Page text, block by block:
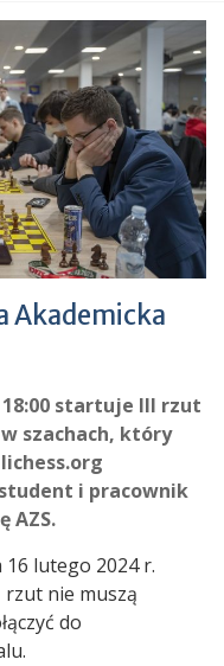
Akademicka
startuje III rzut
szachach, który
student i pracownik
AZS.
16 lutego 2024 r.
rzut nie muszą
do